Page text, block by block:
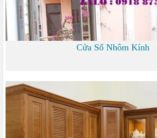
Cửa Sổ Nhôm Kính